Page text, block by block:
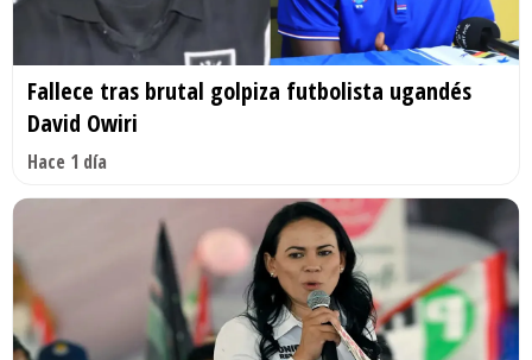
Fallece tras brutal golpiza futbolista ugandés
David Owiri
Hace 1 día